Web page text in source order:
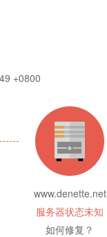
+0800
www.denette.net
服务器状态未知
如何修复？